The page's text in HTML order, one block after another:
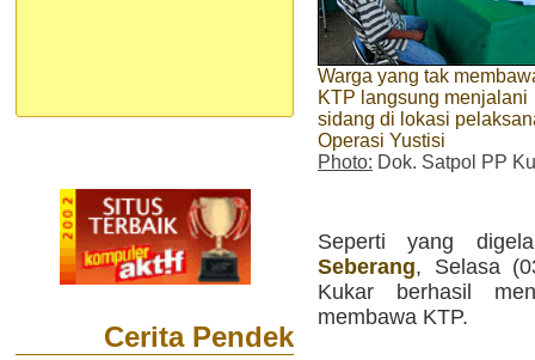
Cerita Pendek
Warga yang tak
KTP langsung menjalani
sidang di lokasi
Operasi Yustisi
Photo: Dok. Satpol PP
Seperti yang
Seberang, Selasa
Kukar berhasil
membawa KTP.